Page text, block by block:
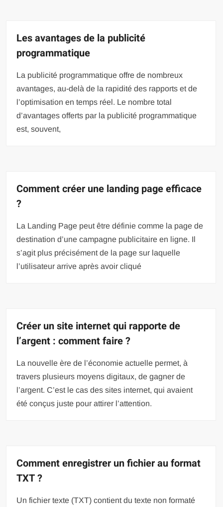
Les avantages de la publicité
programmatique
La publicité programmatique offre de nombreux
avantages, au-delà de la rapidité des rapports et de
l’optimisation en temps réel. Le nombre total
d’avantages offerts par la publicité programmatique
est, souvent,
Comment créer une landing page efficace
?
La Landing Page peut être définie comme la page de
destination d’une campagne publicitaire en ligne. Il
s’agit plus précisément de la page sur laquelle
l’utilisateur arrive après avoir cliqué
Créer un site internet qui rapporte de
l’argent : comment faire ?
La nouvelle ère de l’économie actuelle permet, à
travers plusieurs moyens digitaux, de gagner de
l’argent. C’est le cas des sites internet, qui avaient
été conçus juste pour attirer l’attention.
Comment enregistrer un fichier au format
TXT ?
Un fichier texte (TXT) contient du texte non formaté